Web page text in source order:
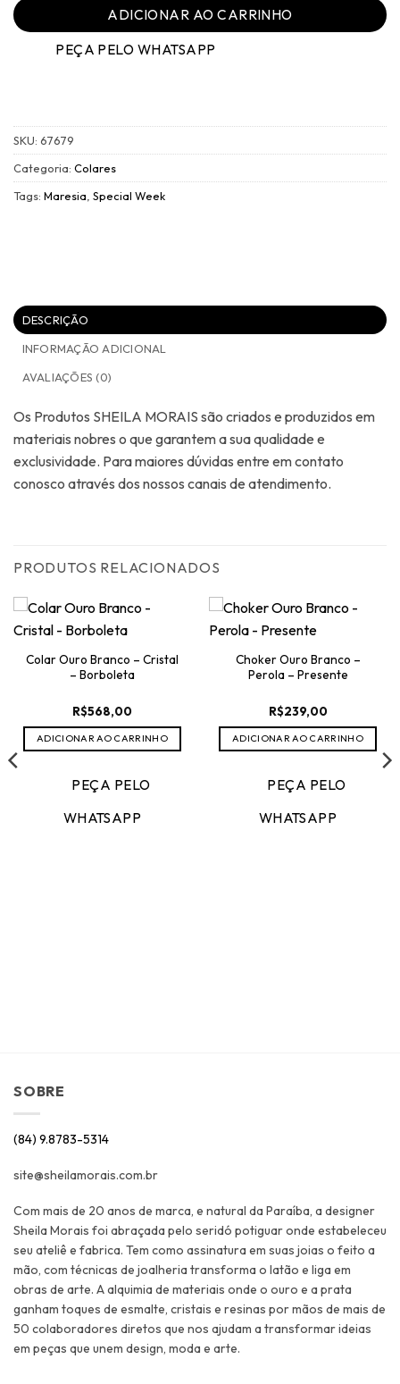
ADICIONAR AO CARRINHO
PEÇA PELO WHATSAPP
SKU: 67679
Categoria: Colares
Tags: Maresia Special Week
DESCRIÇÃO
INFORMAÇÃO ADICIONAL
AVALIAÇÕES (0)
Os Produtos SHEILA MORAIS são criados e produzidos em
materiais nobres o que garantem a sua qualidade e
exclusividade. Para maiores dúvidas entre em contato
conosco através dos nossos canais de atendimento.
PRODUTOS RELACIONADOS
Colar Ouro Branco – Cristal
– Borboleta
R$568,00
ADICIONAR AO CARRINHO
PEÇA PELO
WHATSAPP
Choker Ouro Branco –
Perola – Presente
R$239,00
ADICIONAR AO CARRINHO
PEÇA PELO
WHATSAPP
SOBRE
(84) 9.8783-5314
site@sheilamorais.com.br
Com mais de 20 anos de marca, e natural da Paraíba, a designer
Sheila Morais foi abraçada pelo seridó potiguar onde estabeleceu
seu ateliê e fabrica. Tem como assinatura em suas joias o feito a
mão, com técnicas de joalheria transforma o latão e liga em
obras de arte. A alquimia de materiais onde o ouro e a prata
ganham toques de esmalte, cristais e resinas por mãos de mais de
50 colaboradores diretos que nos ajudam a transformar ideias
em peças que unem design, moda e arte.